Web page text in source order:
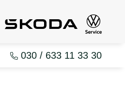
030 / 633 11 33 30